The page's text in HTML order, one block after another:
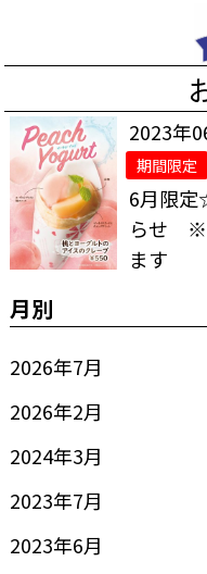
2023年
期間限定
6月限定
らせ ※
ます
月別
2026年7月
2026年2月
2024年3月
2023年7月
2023年6月